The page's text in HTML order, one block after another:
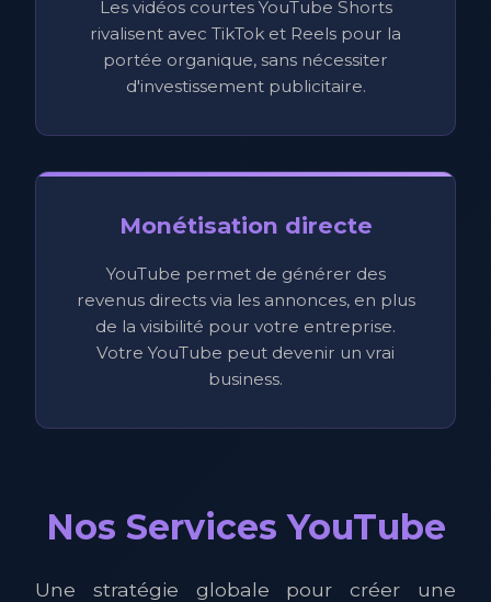
Les vidéos courtes YouTube Shorts
rivalisent avec TikTok et Reels pour la
portée organique, sans nécessiter
d'investissement publicitaire.
Monétisation directe
YouTube permet de générer des
revenus directs via les annonces, en plus
de la visibilité pour votre entreprise.
Votre YouTube peut devenir un vrai
business.
Nos Services YouTube
Une stratégie globale pour créer une